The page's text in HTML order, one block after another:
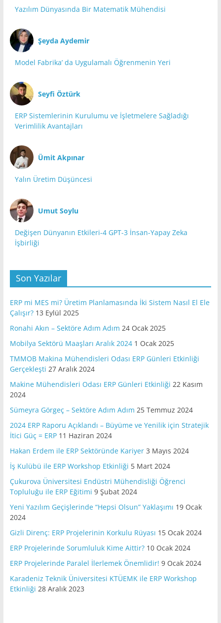
Yazılım Dünyasında Bir Matematik Mühendisi
Şeyda Aydemir
Model Fabrika’ da Uygulamalı Öğrenmenin Yeri
Seyfi Öztürk
ERP Sistemlerinin Kurulumu ve İşletmelere Sağladığı
Verimlilik Avantajları
Ümit Akpınar
Yalın Üretim Düşüncesi
Umut Soylu
Değişen Dünyanın Etkileri-4 GPT-3 İnsan-Yapay Zeka
İşbirliği
Son Yazılar
ERP mi MES mi? Üretim Planlamasında İki Sistem Nasıl El Ele
Çalışır? 13 Eylül 2025
Ronahi Akın – Sektöre Adım Adım 24 Ocak 2025
Mobilya Sektörü Maaşları Aralık 2024 1 Ocak 2025
TMMOB Makina Mühendisleri Odası ERP Günleri Etkinliği
Gerçekleşti 27 Aralık 2024
Makine Mühendisleri Odası ERP Günleri Etkinliği 22 Kasım
2024
Sümeyra Görgeç – Sektöre Adım Adım 25 Temmuz 2024
2024 ERP Raporu Açıklandı – Büyüme ve Yenilik için Stratejik
İtici Güç = ERP 11 Haziran 2024
Hakan Erdem ile ERP Sektöründe Kariyer 3 Mayıs 2024
İş Kulübü ile ERP Workshop Etkinliği 5 Mart 2024
Çukurova Üniversitesi Endüstri Mühendisliği Öğrenci
Topluluğu ile ERP Eğitimi 9 Şubat 2024
Yeni Yazılım Geçişlerinde “Hepsi Olsun” Yaklaşımı 19 Ocak
2024
Gizli Direnç: ERP Projelerinin Korkulu Rüyası 15 Ocak 2024
ERP Projelerinde Sorumluluk Kime Aittir? 10 Ocak 2024
ERP Projelerinde Paralel İlerlemek Önemlidir! 9 Ocak 2024
Karadeniz Teknik Üniversitesi KTÜEMK ile ERP Workshop
Etkinliği 28 Aralık 2023